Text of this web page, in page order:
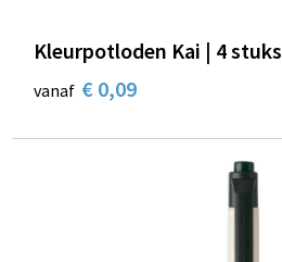
Kleurpotloden Kai | 4 stuks
vanaf € 0,09